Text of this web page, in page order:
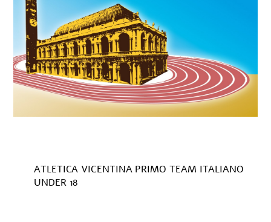
ATLETICA VICENTINA PRIMO TEAM ITALIANO
UNDER 18